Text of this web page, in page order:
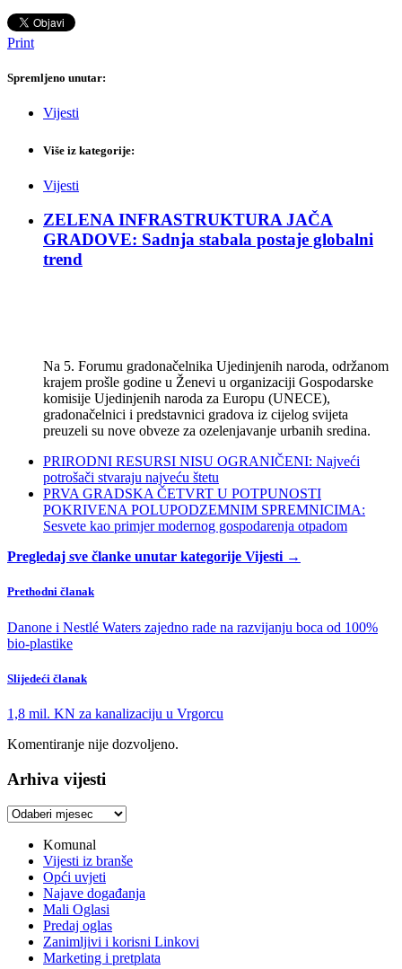
Print
Spremljeno unutar:
Vijesti
Više iz kategorije:
Vijesti
ZELENA INFRASTRUKTURA JAČA
GRADOVE: Sadnja stabala postaje globalni
trend
Na 5. Forumu gradonačelnika Ujedinjenih naroda, održanom
krajem prošle godine u Ženevi u organizaciji Gospodarske
komisije Ujedinjenih naroda za Europu (UNECE),
gradonačelnici i predstavnici gradova iz cijelog svijeta
preuzeli su nove obveze za ozelenjavanje urbanih sredina.
PRIRODNI RESURSI NISU OGRANIČENI: Najveći
potrošači stvaraju najveću štetu
PRVA GRADSKA ČETVRT U POTPUNOSTI
POKRIVENA POLUPODZEMNIM SPREMNICIMA:
Sesvete kao primjer modernog gospodarenja otpadom
Pregledaj sve članke unutar kategorije Vijesti →
Prethodni članak
Danone i Nestlé Waters zajedno rade na razvijanju boca od 100%
bio-plastike
Slijedeći članak
1,8 mil. KN za kanalizaciju u Vrgorcu
Komentiranje nije dozvoljeno.
Arhiva vijesti
Arhiva
Komunal
Vijesti iz branše
Opći uvjeti
Najave događanja
Mali Oglasi
Predaj oglas
Zanimljivi i korisni Linkovi
Marketing i pretplata